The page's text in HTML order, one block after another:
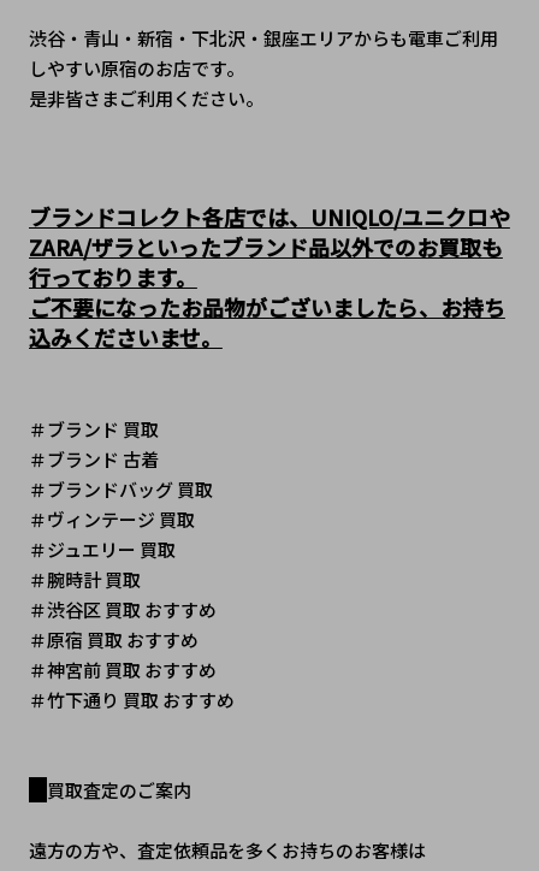
渋谷・青山・新宿・下北沢・銀座エリアからも電車ご利用
しやすい原宿のお店です。
是非皆さまご利用ください。
ブランドコレクト各店では、UNIQLO/ユニクロや
ZARA/ザラといったブランド品以外でのお買取も
行っております。
ご不要になったお品物がございましたら、お持ち
込みくださいませ。
＃ブランド 買取
＃ブランド 古着
＃ブランドバッグ 買取
＃ヴィンテージ 買取
＃ジュエリー 買取
＃腕時計 買取
＃渋谷区 買取 おすすめ
＃原宿 買取 おすすめ
＃神宮前 買取 おすすめ
＃竹下通り 買取 おすすめ
買取査定のご案内
遠方の方や、査定依頼品を多くお持ちのお客様は